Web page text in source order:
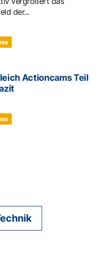
der...
Actioncams Teil